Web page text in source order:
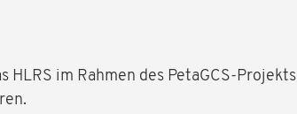
im Rahmen des PetaGCS-Projekts